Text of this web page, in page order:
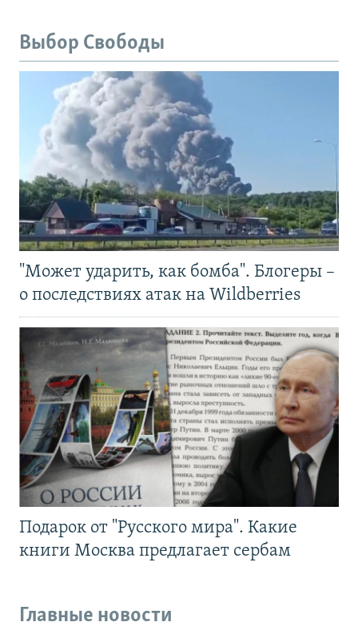
Выбор Свободы
"Может ударить, как бомба". Блогеры –
о последствиях атак на Wildberries
Подарок от "Русского мира". Какие
книги Москва предлагает сербам
Главные новости